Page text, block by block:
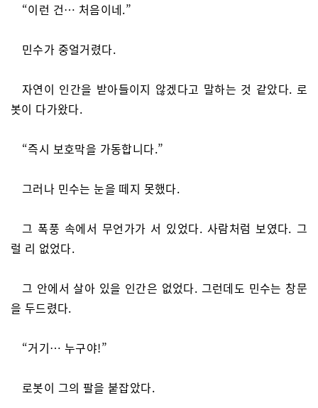
“이런 건… 처음이네.”
민수가 중얼거렸다.
자연이 인간을 받아들이지 않겠다고 말하는 것 같았다. 로
봇이 다가왔다.
“즉시 보호막을 가동합니다.”
그러나 민수는 눈을 떼지 못했다.
그 폭풍 속에서 무언가가 서 있었다. 사람처럼 보였다. 그
럴 리 없었다.
그 안에서 살아 있을 인간은 없었다. 그런데도 민수는 창문
을 두드렸다.
“거기… 누구야!”
로봇이 그의 팔을 붙잡았다.